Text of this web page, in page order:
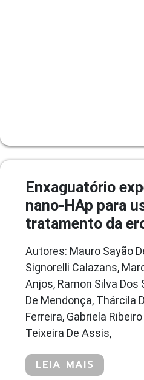
Enxaguatório
nano-HAp para
tratamento da
Autores: Mauro Sayão
Signorelli Calazans,
Anjos, Ramon Silva
De Mendonça, Thárcila
Ferreira, Gabriela
Teixeira De Assis,
LEIA MAIS